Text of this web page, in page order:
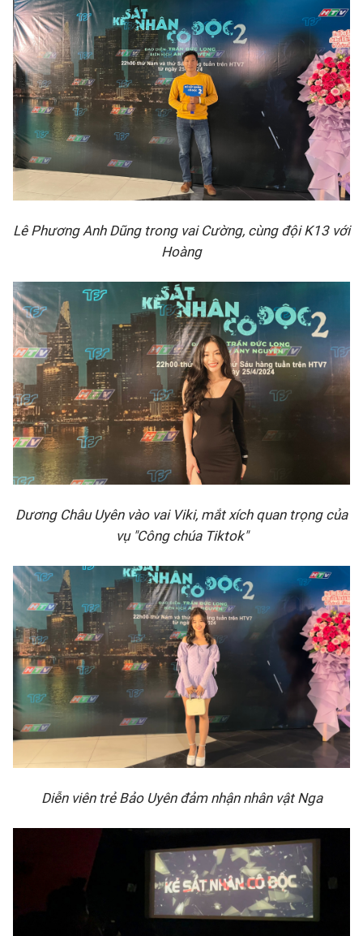
Lê Phương Anh Dũng trong vai Cường, cùng đội K13 với
Hoàng
Dương Châu Uyên vào vai Viki, mắt xích quan trọng của
vụ "Công chúa Tiktok"
Diễn viên trẻ Bảo Uyên đảm nhận nhân vật Nga